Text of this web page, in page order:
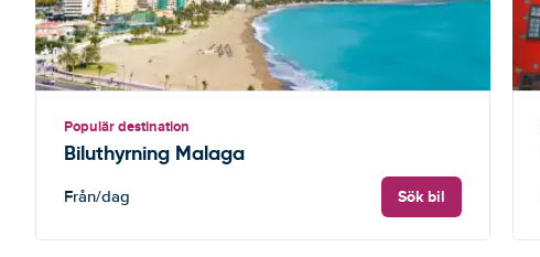
Populär destination
Biluthyrning Malaga
Från/dag Sök bil